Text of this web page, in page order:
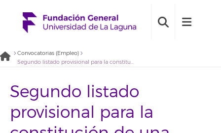
Convocatorias (Empleo)
Segundo listado provisional para la constitución de una bolsa con Perfil técnico de apoyo al servicio de genómica (2022BDE004)
Segundo listado
provisional para la